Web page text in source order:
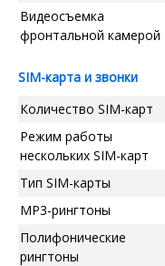
Видеосъемка
фронтальной камерой
SIM-карта и звонки
Количество SIM-карт
Режим работы
нескольких SIM-карт
Тип SIM-карты
MP3-рингтоны
Полифонические
рингтоны